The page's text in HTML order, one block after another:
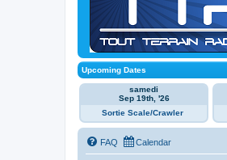
Upcoming Dates
samedi
Sep 19th, '26
Sortie Scale/Crawler
FAQ Calendar